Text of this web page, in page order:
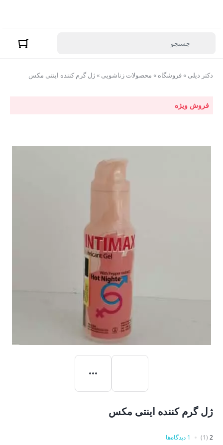
دکتر دیلی »فروشگاه » محصولات زناشویی »ژل گرم کننده اینتی مکس
فروش ویژه
ژل گرم کننده اینتی مکس
2
(1) 1 دیدگاه‌ها